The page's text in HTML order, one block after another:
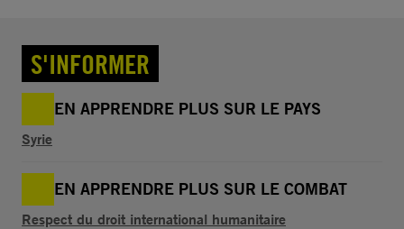
S'INFORMER
EN APPRENDRE PLUS SUR LE PAYS
Syrie
EN APPRENDRE PLUS SUR LE COMBAT
Respect du droit international humanitaire